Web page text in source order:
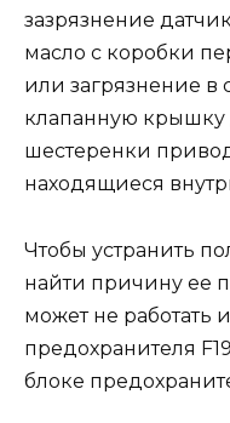
зазрязнение
масло с коробки
или загрязнение в
клапанную крышку
шестеренки
находящиеся
Чтобы устранить
найти причину ее
может не работать
предохранителя
блоке